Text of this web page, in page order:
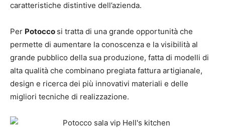
caratteristiche distintive dell’azienda.
Per Potocco si tratta di una grande opportunità che
permette di aumentare la conoscenza e la visibilità al
grande pubblico della sua produzione, fatta di modelli di
alta qualità che combinano pregiata fattura artigianale,
design e ricerca dei più innovativi materiali e delle
migliori tecniche di realizzazione.